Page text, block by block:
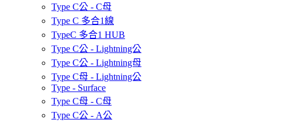
Type C公 - C母
Type C 多合1線
TypeC 多合1 HUB
Type C公 - Lightning公
Type C公 - Lightning母
Type C母 - Lightning公
Type - Surface
Type C母 - C母
Type C公 - A公